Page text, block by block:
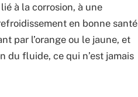
à la corrosion, à une
en bonne santé
par l’orange ou le jaune, et
du fluide, ce qui n’est jamais